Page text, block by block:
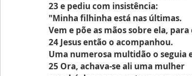
23 e pediu com insistência:
"Minha filhinha está nas últimas.
Vem e põe as mãos sobre ela,
24 Jesus então o acompanhou.
Uma numerosa multidão o seguia
25 Ora, achava-se ali uma mulher